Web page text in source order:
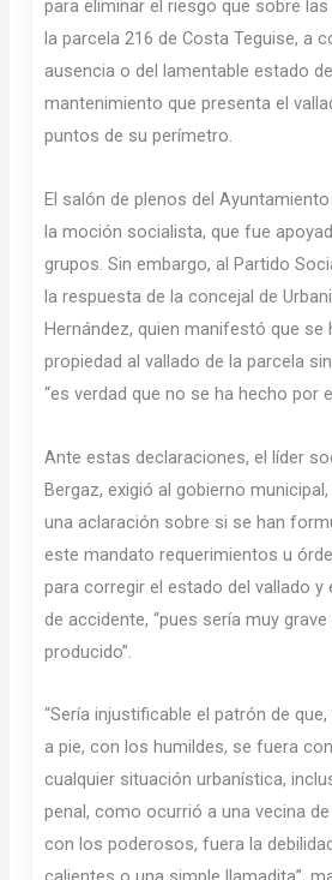
para eliminar el riesgo que sobre
la parcela 216 de Costa Teguise, a
ausencia o del lamentable estado
mantenimiento que presenta el
puntos de su perímetro.
El salón de plenos del
la moción socialista, que fue
grupos. Sin embargo, al Partido
la respuesta de la concejal de
Hernández, quien manifestó que se
propiedad al vallado de la parcela
“es verdad que no se ha hecho por
Ante estas declaraciones, el líder
Bergaz, exigió al gobierno
una aclaración sobre si se han
este mandato requerimientos u
para corregir el estado del vallado y
de accidente, “pues sería muy
producido”.
“Sería injustificable el patrón de
a pie, con los humildes, se fuera
cualquier situación urbanística,
penal, como ocurrió a una vecina
con los poderosos, fuera la